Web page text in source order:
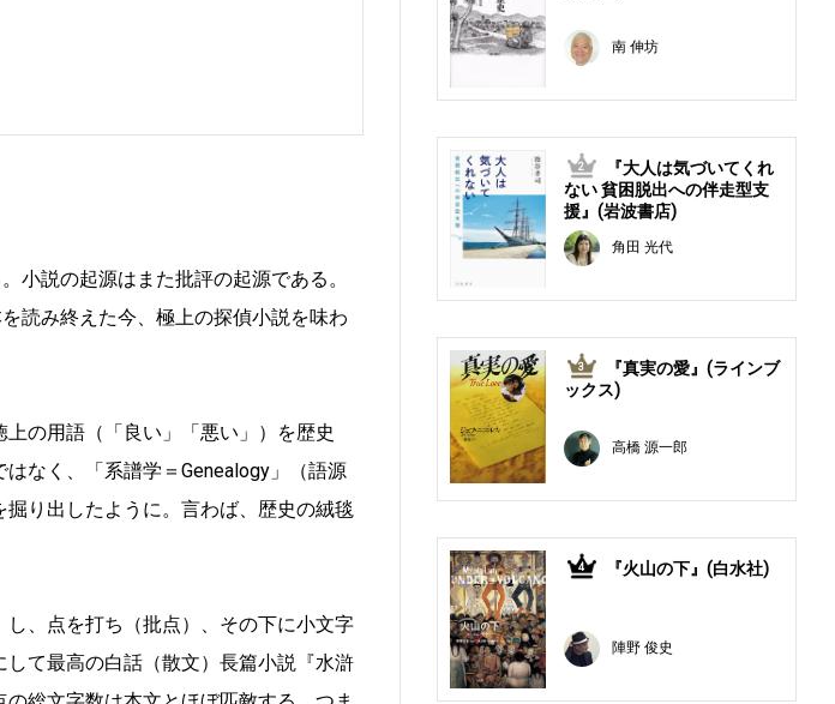
小説の起源はまた批評の起源である。
読み終えた今、極上の探偵小説を味わ
の用語（「良い」「悪い」）を歴史
なく、「系譜学＝Genealogy」（語源
り出したように。言わば、歴史の絨毯
、点を打ち（批点）、その下に小文字
て最高の白話（散文）長篇小説『水滸
南 伸坊
2
『大人は気づいてくれ
ない 貧困脱出への伴走型支
援』(岩波書店)
角田 光代
3
『真実の愛』(ラインブ
ックス)
高橋 源一郎
4 『火山の下』(白水社)
陣野 俊史